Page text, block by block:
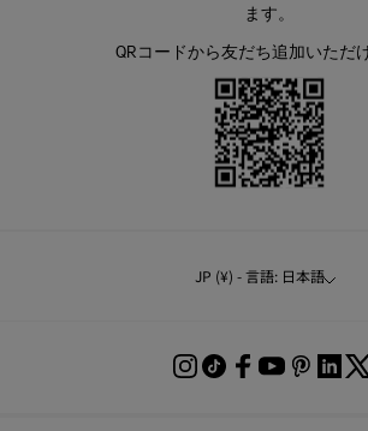
ます。
QRコードから友だち追加いただ
JP (¥) - 言語: 日本語